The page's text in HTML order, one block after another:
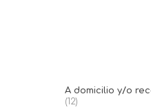
A domicilio y/o
(12)